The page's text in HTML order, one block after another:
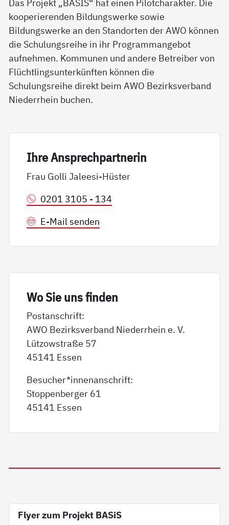
Das Projekt „BASIS“ hat einen Pilotcharakter. Die
kooperierenden Bildungswerke sowie
Bildungswerke an den Standorten der AWO können
die Schulungsreihe in ihr Programmangebot
aufnehmen. Kommunen und andere Betreiber von
Flüchtlingsunterkünften können die
Schulungsreihe direkt beim AWO Bezirksverband
Niederrhein buchen.
Ih­re An­sp­rech­part­ne­rin
Frau Golli Jaleesi-Hüster
0201 3105 - 134
E-Mail senden
Wo Sie uns fin­den
Postanschrift:
AWO Bezirksverband Niederrhein e. V.
Lützowstraße 57
45141 Essen
Besucher*innenanschrift:
Stoppenberger 61
45141 Essen
Flyer zum Projekt BASiS